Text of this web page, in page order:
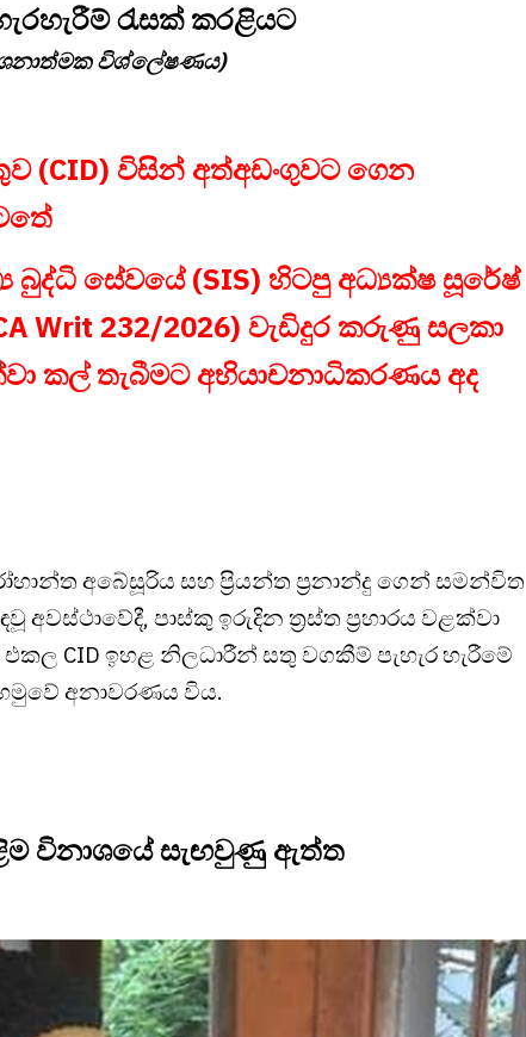
රැසක් කරළියට
විශ්ලේෂණය)
(CID) විසින් අත්අඩංගුවට ගෙන
බුද්ධි සේවයේ (SIS) හිටපු අධ්‍යක්ෂ සූරේෂ්
Writ 232/2026) වැඩිදුර කරුණු සලකා
කල් තැබීමට අභියාචනාධිකරණය අද
අබේසූරිය සහ ප්‍රියන්ත ප්‍රනාන්දු ගෙන් සමන්විත
පාස්කු ඉරුදින ත්‍රස්ත ප්‍රහාරය වළක්වා
CID ඉහළ නිලධාරීන් සතු වගකීම් පැහැර හැරීමේ
අනාවරණය විය.
විනාශයේ සැඟවුණු ඇත්ත